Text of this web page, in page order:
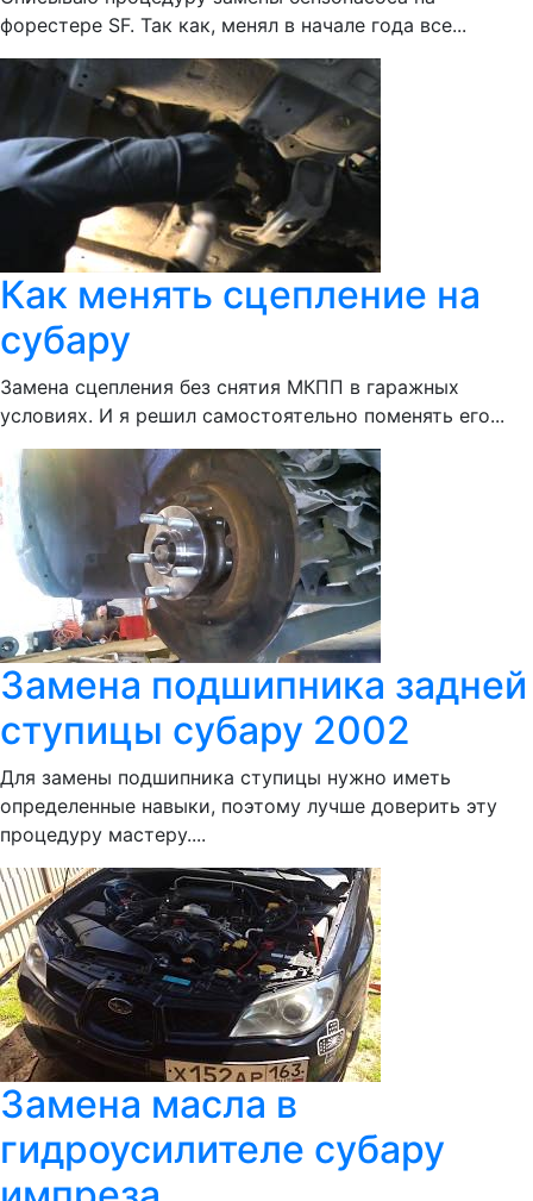
форестере SF. Так как, менял в начале года все...
Как менять сцепление на
субару
Замена сцепления без снятия МКПП в гаражных
условиях. И я решил самостоятельно поменять его...
Замена подшипника задней
ступицы субару 2002
Для замены подшипника ступицы нужно иметь
определенные навыки, поэтому лучше доверить эту
процедуру мастеру....
Замена масла в
гидроусилителе субару